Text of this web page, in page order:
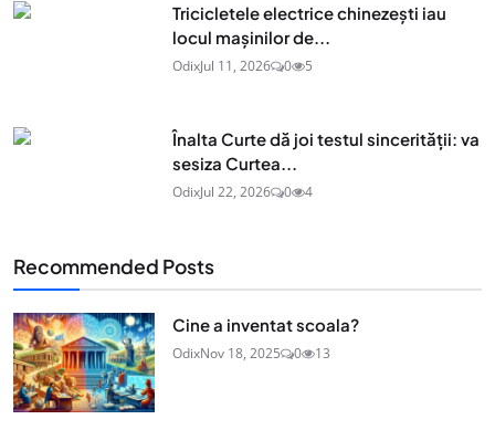
Tricicletele electrice chinezești iau
locul mașinilor de...
OdixJul 11, 2026 0 5
Înalta Curte dă joi testul sincerității: va
sesiza Curtea...
OdixJul 22, 2026 0 4
Recommended Posts
Cine a inventat scoala?
OdixNov 18, 2025 0 13